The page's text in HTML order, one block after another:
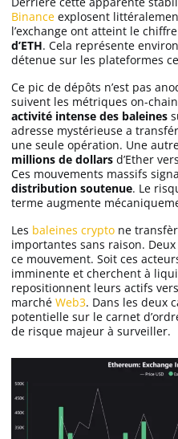
Binance Coin
Trading
C’est quoi ?
Meilleur Broker
Apprendre
Indicateurs
Investir
Meilleures
Meilleurs wallets
Binance explosent
l’exchange ont atteint le
d’ETH. Cela représente environ
détenue sur les plateformes
Ce pic de dépôts n’est pas
suivent les métriques on-
activité intense des baleines
adresse mystérieuse a
une seule opération. Une
millions de dollars d’Ether
Ces mouvements massifs
distribution soutenue. Le
terme augmente
Les baleines crypto ne
importantes sans raison.
ce mouvement. Soit ces
imminente et cherchent à
repositionnent leurs actifs
marché Web3. Dans les deux
potentielle sur le carnet
de risque majeur à surveiller.